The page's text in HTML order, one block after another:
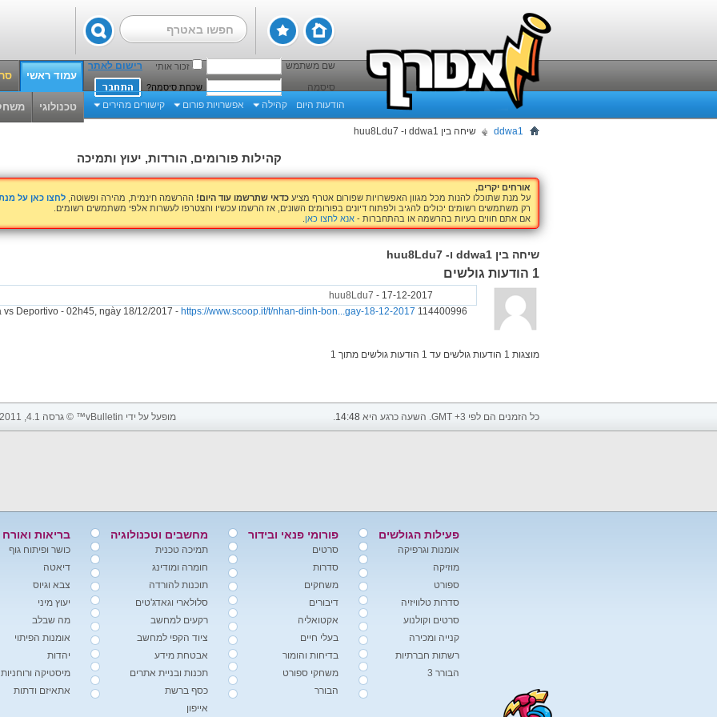
שם משתמש זכור אותי
רישום לאתר
סיסמה
שכחת סיסמה?
עמוד ראשי
הודעות היום קהילה אפשרויות פורום קישורים מהירים טכנולוגי
ddwa1 שיחה בין ddwa1 ו- huu8Ldu7
קהילות פורומים, הורדות, יעוץ ותמיכה
אורחים יקרים,
על מנת שתוכלו להנות מכל מגוון האפשרויות שפורום אטרף מציע כדאי שתרשמו עוד היום! ההרשמה חינמית, מהירה ופשוטה, לחצו כאן על
רק משתמשים רשומים יכולים להגיב ולפתוח דיונים בפורומים השונים, אז הרשמו עכשיו והצטרפו לעשרות אלפי משתמשים רשומים.
אם אתם חווים בעיות בהרשמה או בהתחברות - אנא לחצו כאן
שיחה בין ddwa1 ו- huu8Ldu7
1 הודעות גולשים
huu8Ldu7 - 17-12-2017
Deportivo - 02h45, ngày 18/12/2017 - https://www.scoop.it/t/nhan-dinh-bon...gay-18-12-2017 114400996
מוצגות 1 הודעות גולשים עד 1 הודעות גולשים מתוך 1
כל הזמנים הם לפי GMT +3. השעה כרגע היא 14:48
. מופעל על ידי vBulletin™ © גרסה 4.1, 2011 vBulletin Solutions, Inc. כל הזכויות שמורות.
פעילות הגולשים
אומנות וגרפיקה
מוזיקה
ספורט
סדרות טלוויזיה
סרטים וקולנוע
קנייה ומכירה
רשתות חברתיות
הבורר 3
פורומי פנאי ובידור
סרטים
סדרות
משחקים
דיבורים
אקטואליה
בעלי חיים
בדיחות והומור
משחקי ספורט
הבורר
מחשבים וטכנולוגיה
תמיכה טכנית
חומרה ומודינג
תוכנות להורדה
סלולארי וגאדג'טים
רקעים למחשב
ציוד הקפי למחשב
אבטחת מידע
תכנות ובניית אתרים
כסף ברשת
אייפון
בריאות ואורח
כושר ופיתוח גוף
דיאטה
צבא וגיוס
יעוץ מיני
מה שבלב
אומנות הפיתוי
יהדות
מיסטיקה ורוחניות
אתאיזם ודתות